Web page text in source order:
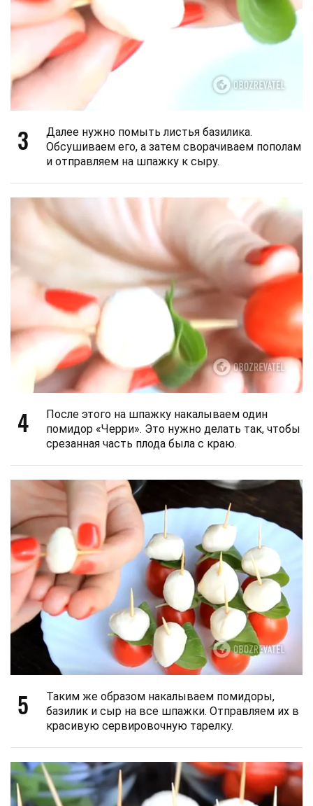
3
Далее нужно помыть листья базилика.
Обсушиваем его, а затем сворачиваем пополам
и отправляем на шпажку к сыру.
4
После этого на шпажку накалываем один
помидор «Черри». Это нужно делать так, чтобы
срезанная часть плода была с краю.
5
Таким же образом накалываем помидоры,
базилик и сыр на все шпажки. Отправляем их в
красивую сервировочную тарелку.